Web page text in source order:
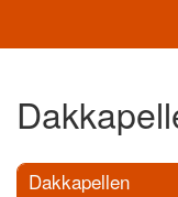
Dakkapellen